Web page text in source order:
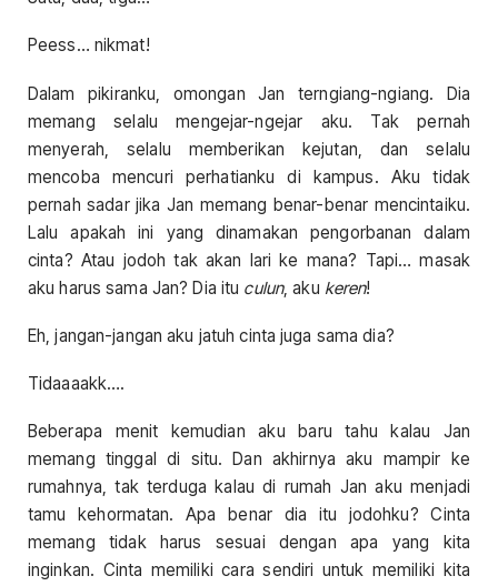
Peess… nikmat!
Dalam pikiranku, omongan Jan terngiang-ngiang. Dia
memang selalu mengejar-ngejar aku. Tak pernah
menyerah, selalu memberikan kejutan, dan selalu
mencoba mencuri perhatianku di kampus. Aku tidak
pernah sadar jika Jan memang benar-benar mencintaiku.
Lalu apakah ini yang dinamakan pengorbanan dalam
cinta? Atau jodoh tak akan lari ke mana? Tapi… masak
aku harus sama Jan? Dia itu culun, aku keren!
Eh, jangan-jangan aku jatuh cinta juga sama dia?
Tidaaaakk….
Beberapa menit kemudian aku baru tahu kalau Jan
memang tinggal di situ. Dan akhirnya aku mampir ke
rumahnya, tak terduga kalau di rumah Jan aku menjadi
tamu kehormatan. Apa benar dia itu jodohku? Cinta
memang tidak harus sesuai dengan apa yang kita
inginkan. Cinta memiliki cara sendiri untuk memiliki kita